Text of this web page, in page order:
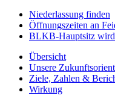
Niederlassung finden
Öffnungszeiten an
BLKB-Hauptsitz wird
Übersicht
Unsere
Ziele, Zahlen &
Wirkung